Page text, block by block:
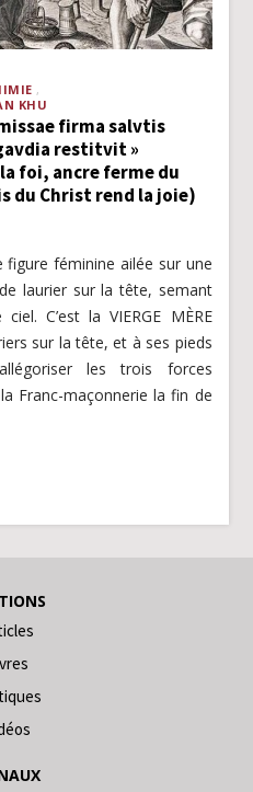
KHU
firma salvtis
restitvit »
foi, ancre ferme du
du Christ rend la joie)
féminine ailée sur une
laurier sur la tête, semant
C’est la VIERGE MÈRE
sur la tête, et à ses pieds
les trois forces
Franc-maçonnerie la fin de